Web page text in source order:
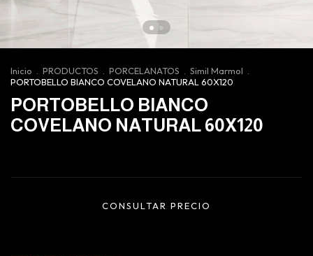
Inicio PRODUCTOS PORCELANATOS Simil Marmol
PORTOBELLO BIANCO COVELANO NATURAL 60X120
PORTOBELLO BIANCO
COVELANO NATURAL 60X120